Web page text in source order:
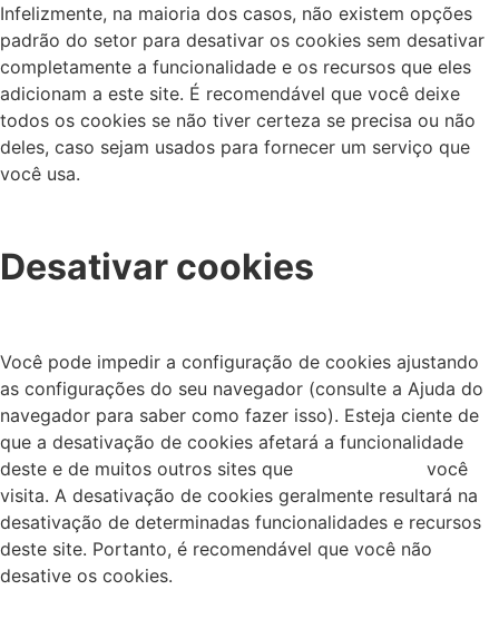
Infelizmente, na maioria dos casos, não existem opções
padrão do setor para desativar os cookies sem desativar
completamente a funcionalidade e os recursos que eles
adicionam a este site. É recomendável que você deixe
todos os cookies se não tiver certeza se precisa ou não
deles, caso sejam usados ​​para fornecer um serviço que
você usa.
Desativar cookies
Você pode impedir a configuração de cookies ajustando
as configurações do seu navegador (consulte a Ajuda do
navegador para saber como fazer isso). Esteja ciente de
que a desativação de cookies afetará a funcionalidade
deste e de muitos outros sites que você
visita. A desativação de cookies geralmente resultará na
desativação de determinadas funcionalidades e recursos
deste site. Portanto, é recomendável que você não
desative os cookies.